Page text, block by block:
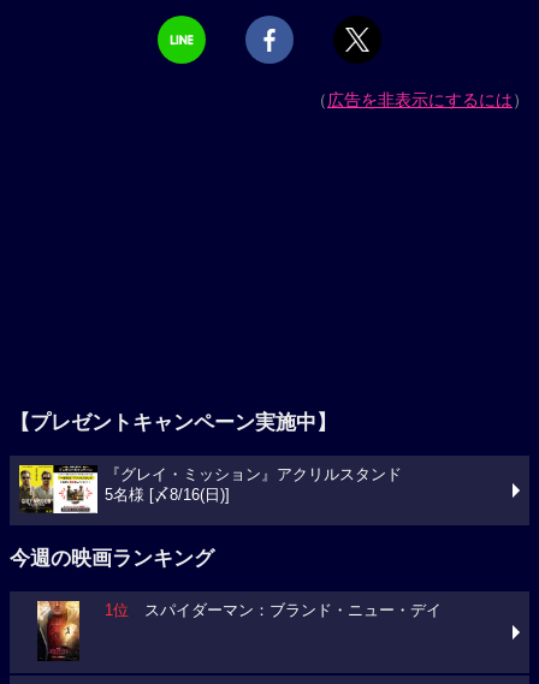
（広告を非表示にするには）
【プレゼントキャンペーン実施中】
『グレイ・ミッション』アクリルスタンド
5名様 [〆8/16(日)]
今週の映画ランキング
1位 スパイダーマン：ブランド・ニュー・デイ